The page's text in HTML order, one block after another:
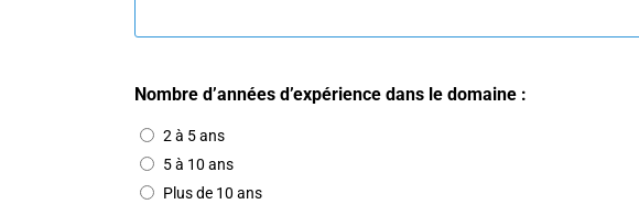
Nombre d’années d’expérience dans le domaine :
2 à 5 ans
5 à 10 ans
Plus de 10 ans